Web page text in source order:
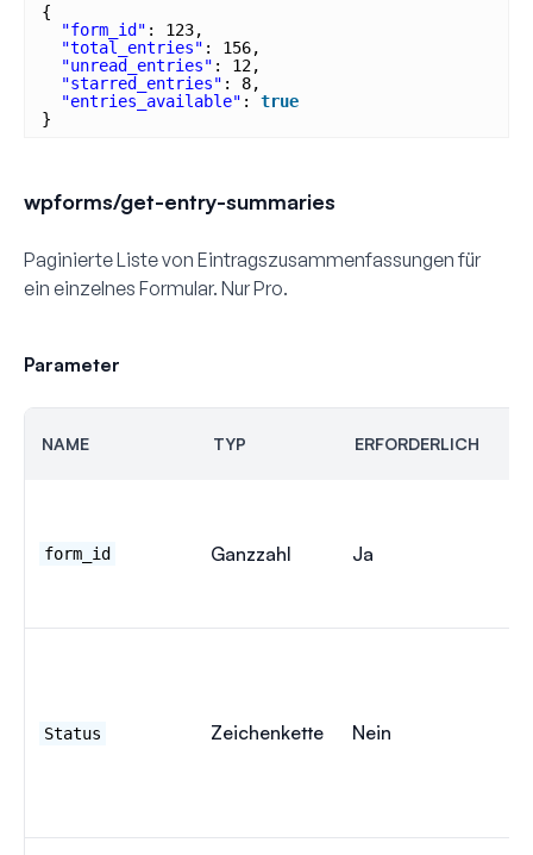
{
"form_id" : 123,
"total_entries" : 156,
"unread_entries" : 12,
"starred_entries" : 8,
"entries_available" : true
}
wpforms/get-entry-summaries
Paginierte Liste von Eintragszusammenfassungen für
ein einzelnes Formular. Nur Pro.
Parameter
NAME TYP ERFORDERLICH
form_id Ganzzahl Ja
Status Zeichenkette Nein